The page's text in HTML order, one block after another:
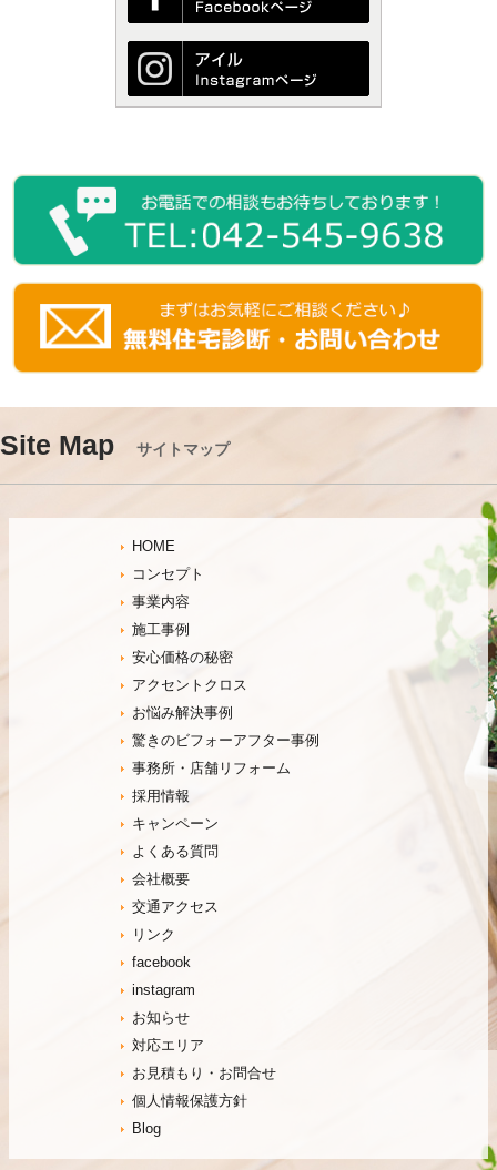
Site Map サイトマップ
HOME
コンセプト
事業内容
施工事例
安心価格の秘密
アクセントクロス
お悩み解決事例
驚きのビフォーアフター事例
事務所・店舗リフォーム
採用情報
キャンペーン
よくある質問
会社概要
交通アクセス
リンク
facebook
instagram
お知らせ
対応エリア
お見積もり・お問合せ
個人情報保護方針
Blog